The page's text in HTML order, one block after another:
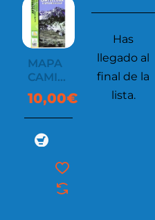
MAPA
CAMI
DE
LOSSA
10,00€
Has
llegado al
final de la
lista.